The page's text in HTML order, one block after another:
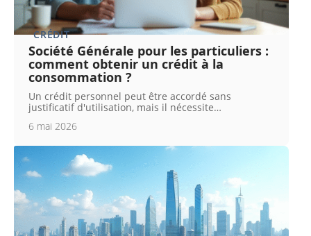
CRÉDIT
Société Générale pour les particuliers :
comment obtenir un crédit à la
consommation ?
Un crédit personnel peut être accordé sans
justificatif d'utilisation, mais il nécessite…
6 mai 2026